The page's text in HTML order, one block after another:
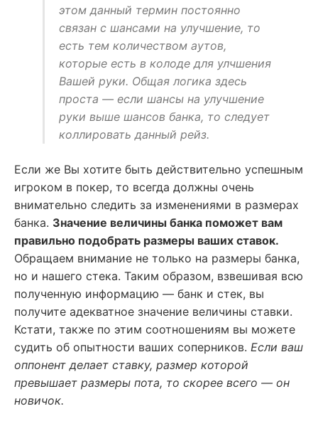
этом данный термин постоянно
связан с шансами на улучшение, то
есть тем количеством аутов,
которые есть в колоде для улчшения
Вашей руки. Общая логика здесь
проста — если шансы на улучшение
руки выше шансов банка, то следует
коллировать данный рейз.
Если же Вы хотите быть действительно успешным
игроком в покер, то всегда должны очень
внимательно следить за изменениями в размерах
банка. Значение величины банка поможет вам
правильно подобрать размеры ваших ставок.
Обращаем внимание не только на размеры банка,
но и нашего стека. Таким образом, взвешивая всю
полученную информацию — банк и стек, вы
получите адекватное значение величины ставки.
Кстати, также по этим соотношениям вы можете
судить об опытности ваших соперников. Если ваш
оппонент делает ставку, размер которой
превышает размеры пота, то скорее всего — он
новичок.